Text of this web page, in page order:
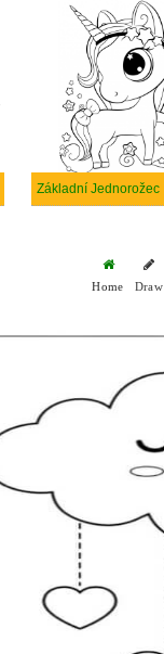
Základní Jednorožec
Home Draw